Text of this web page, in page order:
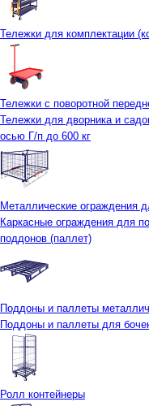
Тележки для комплектации
Тележки с поворотной
Тележки для дворника и
осью Г/п до 600 кг
Металлические ограждения
Каркасные ограждения для
поддонов (паллет)
Поддоны и паллеты
Поддоны и паллеты для
Ролл контейнеры